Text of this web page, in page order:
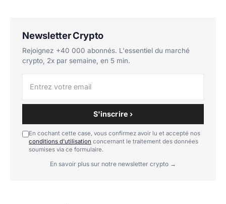
Newsletter Crypto
Rejoignez +40 000 abonnés. L'essentiel du marché
crypto, 2x par semaine, en 5 min.
S'inscrire ›
En cochant cette case, vous confirmez avoir lu et accepté nos
conditions d'utilisation concernant le traitement des données
soumises via ce formulaire.
En savoir plus sur notre newsletter crypto →